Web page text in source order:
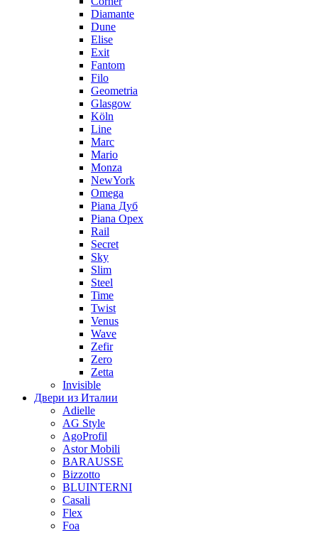
Diamante
Dune
Elise
Exit
Fantom
Filo
Geometria
Glasgow
Köln
Line
Marc
Mario
Monza
NewYork
Omega
Piana Дуб
Piana Орех
Rail
Secret
Sky
Slim
Steel
Time
Twist
Venus
Wave
Zefir
Zero
Zetta
Invisible
Двери из Италии
Adielle
AG Style
AgoProfil
Astor Mobili
BARAUSSE
Bizzotto
BLUINTERNI
Casali
Flex
Foa